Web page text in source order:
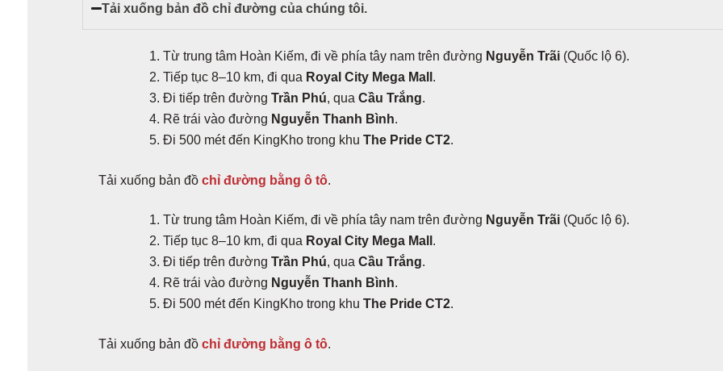
Tải xuống bản đồ chỉ đường của chúng tôi.
Từ trung tâm Hoàn Kiếm, đi về phía tây nam trên đường Nguyễn Trãi (Quốc lộ 6).
Tiếp tục 8–10 km, đi qua Royal City Mega Mall .
Đi tiếp trên đường Trần Phú, qua Cầu Trắng.
Rẽ trái vào đường Nguyễn Thanh Bình.
Đi 500 mét đến KingKho trong khu The Pride CT2.
Tải xuống bản đồ chỉ đường bằng ô tô.
Từ trung tâm Hoàn Kiếm, đi về phía tây nam trên đường Nguyễn Trãi (Quốc lộ 6).
Tiếp tục 8–10 km, đi qua Royal City Mega Mall .
Đi tiếp trên đường Trần Phú, qua Cầu Trắng.
Rẽ trái vào đường Nguyễn Thanh Bình.
Đi 500 mét đến KingKho trong khu The Pride CT2.
Tải xuống bản đồ chỉ đường bằng ô tô.